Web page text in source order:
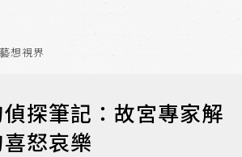
藝想視界
探筆記：故宮專家解
怒哀樂